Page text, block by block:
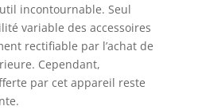
incontournable. Seul
variable des accessoires
rectifiable par l’achat de
Cependant,
par cet appareil reste